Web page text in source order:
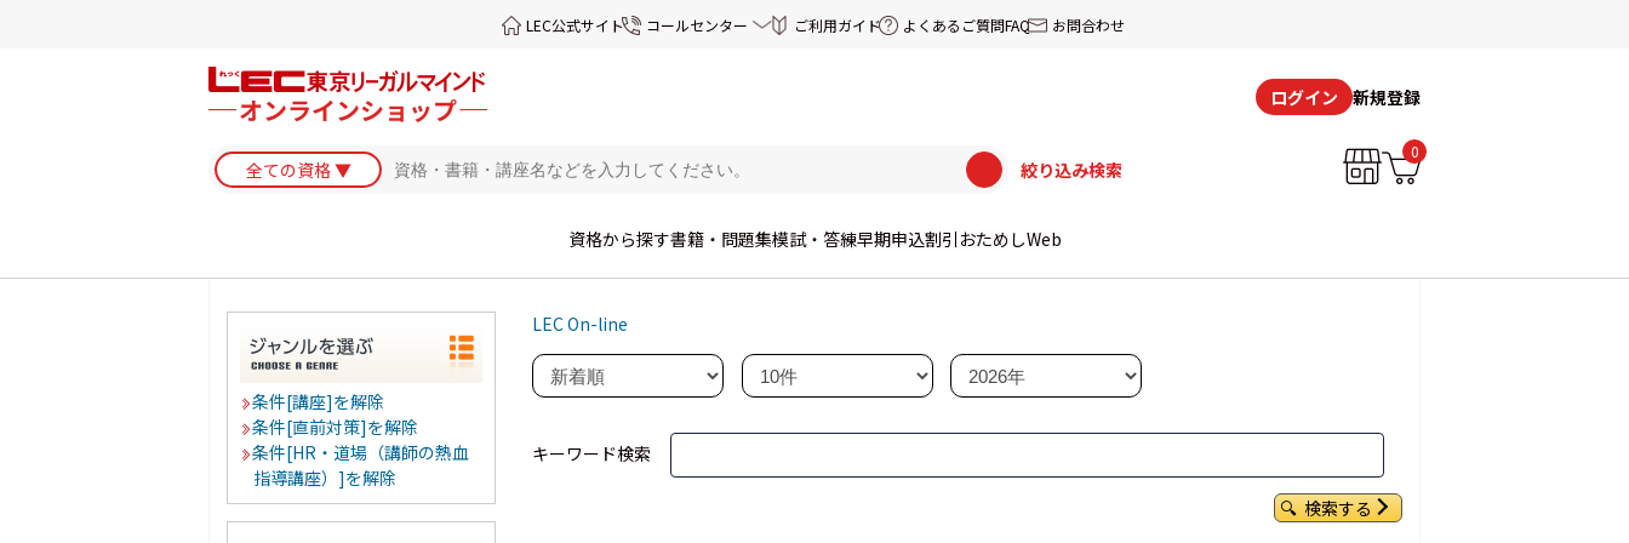
LEC公式サイト コールセンター ご利用ガイド よくあるご質問FAQ お問合わせ
ログイン 新規登録
絞り込み検索
0
資格から探す書籍・問題集模試・答練早期申込割引 おためしWeb
条件[講座]を解除
条件[直前対策]を解除
条件[HR・道場（講師の熱血
指導講座）]を解除
LEC On-line
キーワード検索
検索する